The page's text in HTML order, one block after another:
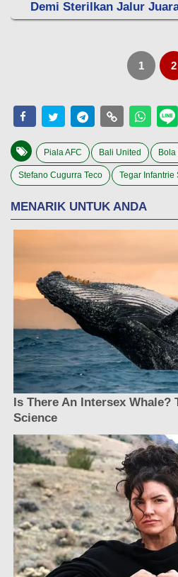
Demi Sterilkan Jalur
1 2
Piala AFC Bali United Bola
Stefano Cugurra Teco Tegar Infantrie